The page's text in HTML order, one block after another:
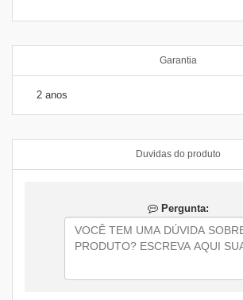
Garantia
2 anos
Duvidas do produto
Pergunta: